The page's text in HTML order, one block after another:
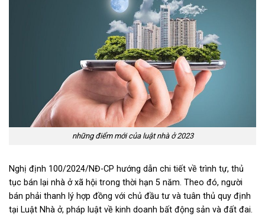
những điểm mới của luật nhà ở 2023
Nghị định 100/2024/NĐ-CP hướng dẫn chi tiết về trình tự, thủ
tục bán lại nhà ở xã hội trong thời hạn 5 năm. Theo đó, người
bán phải thanh lý hợp đồng với chủ đầu tư và tuân thủ quy định
tại Luật Nhà ở, pháp luật về kinh doanh bất động sản và đất đai.